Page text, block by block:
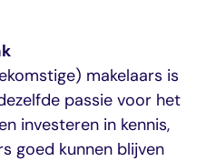
makelaars is
passie voor het
investeren in kennis,
goed kunnen blijven